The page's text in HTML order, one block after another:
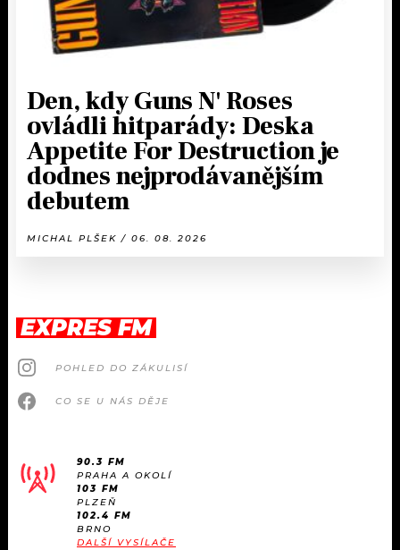
Den, kdy Guns N' Roses
ovládli hitparády: Deska
Appetite For Destruction je
dodnes nejprodávanějším
debutem
MICHAL PLŠEK / 06. 08. 2026
EXPRES FM
POHLED DO ZÁKULISÍ
CO SE U NÁS DĚJE
90.3 FM
PRAHA A OKOLÍ
103 FM
PLZEŇ
102.4 FM
BRNO
DALŠÍ VYSÍLAČE